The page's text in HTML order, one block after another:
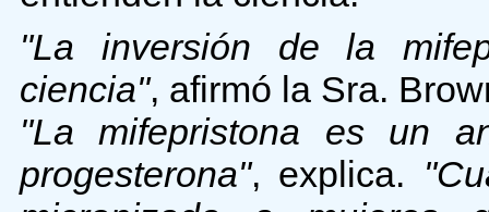
"La inversión de la
ciencia", afirmó la Sra.
"La mifepristona es un
progesterona", explica.